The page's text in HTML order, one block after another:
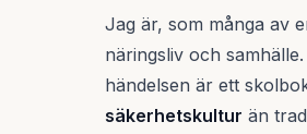
Jag är, som många av
näringsliv och
händelsen är ett
säkerhetskultur än